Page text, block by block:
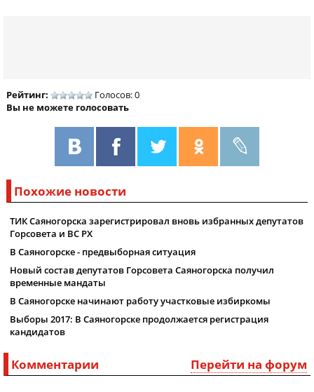
Рейтинг:
Голосов: 0
Вы не можете голосовать
Похожие новости
ТИК Саяногорска зарегистрировал вновь избранных депутатов
Горсовета и ВС РХ
В Саяногорске - предвыборная ситуация
Новый состав депутатов Горсовета Саяногорска получил
временные мандаты
В Саяногорске начинают работу участковые избиркомы
Выборы 2017: В Саяногорске продолжается регистрация
кандидатов
Перейти на форум
Комментарии